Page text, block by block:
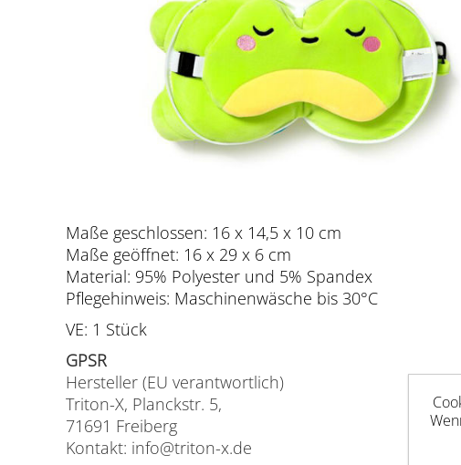
Maße geschlossen: 16 x 14,5 x 10 cm
Maße geöffnet: 16 x 29 x 6 cm
Material: 95% Polyester und 5% Spandex
Pflegehinweis: Maschinenwäsche bis 30°C
VE: 1 Stück
GPSR
Hersteller (EU verantwortlich)
Triton-X, Planckstr. 5,
71691 Freiberg
Kontakt: info@triton-x.de